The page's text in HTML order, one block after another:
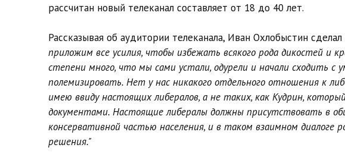
рассчитан новый телеканал составляет от 18 до 40 лет.
Рассказывая об аудитории телеканала, Иван Охлобыстин
приложим все усилия, чтобы избежать всякого рода дикостей и
степени много, что мы сами устали, одурели и начали сходить с
полемизировать. Нет у нас никакого отдельного отношения к
имею ввиду настоящих либералов, а не таких, как Кудрин,
документами. Настоящие либералы должны присутствовать в
консервативной частью населения, и в таком взаимном диалоге
решения."